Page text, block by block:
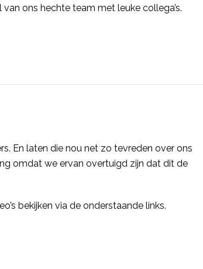
ons hechte team met leuke collega’s.
En laten die nou net zo tevreden over ons
omdat we ervan overtuigd zijn dat dit de
bekijken via de onderstaande links.